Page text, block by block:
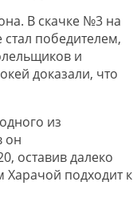
В скачке №3 на
победителем,
и
доказали, что
из
он
оставив далеко
Харачой подходит к